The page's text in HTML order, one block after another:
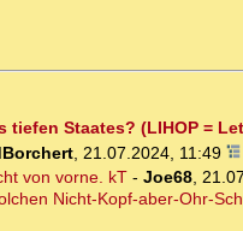
tiefen Staates? (LIHOP =
, 21.07.2024, 11:49
von vorne. kT- Joe68,
Nicht-Kopf-aber-Ohr-